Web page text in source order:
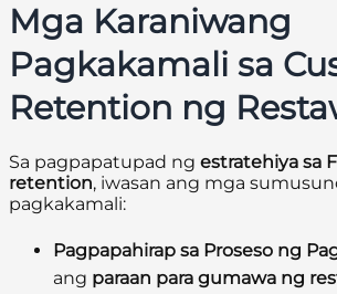
Mga Karaniwang
Pagkakamali sa
Retention ng
Sa pagpapatupad ng estratehiya sa
retention, iwasan ang mga
pagkakamali:
Pagpapahirap sa Proseso ng
ang paraan para gumawa ng